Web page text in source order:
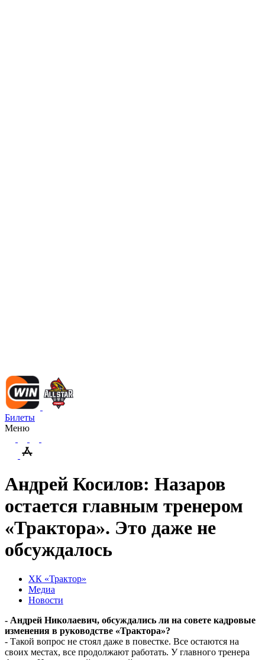
Билеты
Меню
Андрей Косилов: Назаров
остается главным тренером
«Трактора». Это даже не
обсуждалось
ХК «Трактор»
Медиа
Новости
- Андрей Николаевич, обсуждались ли на совете кадровые
изменения в руководстве «Трактора»?
- Такой вопрос не стоял даже в повестке. Все остаются на
своих местах, все продолжают работать. У главного тренера